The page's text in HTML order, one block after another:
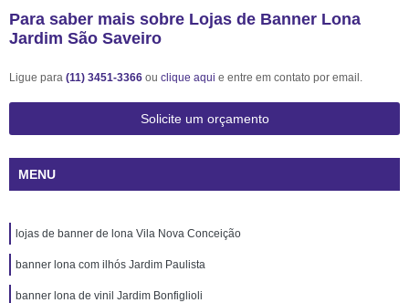
Para saber mais sobre Lojas de Banner Lona
Jardim São Saveiro
Ligue para (11) 3451-3366 ou clique aqui e entre em contato por email.
Solicite um orçamento
MENU
lojas de banner de lona Vila Nova Conceição
banner lona com ilhós Jardim Paulista
banner lona de vinil Jardim Bonfiglioli